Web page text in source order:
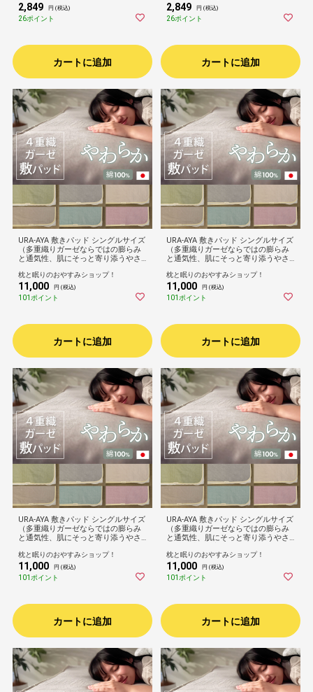
2,849 円 (税込)
26ポイント
カートに追加
2,849 円 (税込)
26ポイント
カートに追加
URA-AYA 敷きパッド シングルサイズ
（多重織りガーゼならではの膨らみ
と通気性、肌にそっと寄り添うやさ
00％ 4重織り 日本製 洗える 春 夏 寝
具 柔らかい リバーシブル おしゃれ
大人 子供 家族 プレゼント ギフト ウ
ラアヤ 敷きパット
枕と眠りのおやすみショップ！
11,000 円 (税込)
101ポイント
カートに追加
URA-AYA 敷きパッド シングルサイズ
（多重織りガーゼならではの膨らみ
と通気性、肌にそっと寄り添うやさ
00％ 4重織り 日本製 洗える 春 夏 寝
具 柔らかい リバーシブル おしゃれ
大人 子供 家族 プレゼント ギフト ウ
ラアヤ 敷きパット
枕と眠りのおやすみショップ！
11,000 円 (税込)
101ポイント
カートに追加
URA-AYA 敷きパッド シングルサイズ
（多重織りガーゼならではの膨らみ
と通気性、肌にそっと寄り添うやさ
00％ 4重織り 日本製 洗える 春 夏 寝
具 柔らかい リバーシブル おしゃれ
大人 子供 家族 プレゼント ギフト ウ
ラアヤ 敷きパット
枕と眠りのおやすみショップ！
11,000 円 (税込)
101ポイント
カートに追加
URA-AYA 敷きパッド シングルサイズ
（多重織りガーゼならではの膨らみ
と通気性、肌にそっと寄り添うやさ
00％ 4重織り 日本製 洗える 春 夏 寝
具 柔らかい リバーシブル おしゃれ
大人 子供 家族 プレゼント ギフト ウ
ラアヤ 敷きパット
枕と眠りのおやすみショップ！
11,000 円 (税込)
101ポイント
カートに追加